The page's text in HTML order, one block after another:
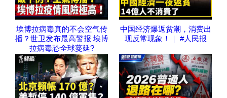
埃博拉病毒真的不会空气传
播？世卫发布最高警报 埃博
拉病毒恐全球蔓延?
中国经济爆返贫潮，消费出
现反常现象！｜ #人民报